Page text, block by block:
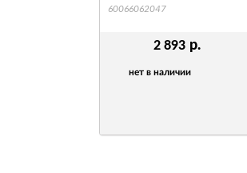
2 893 р.
нет в наличии
60066062047